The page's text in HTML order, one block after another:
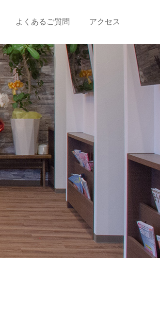
よくあるご質問 アクセス